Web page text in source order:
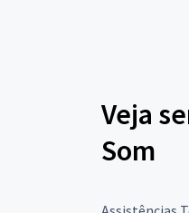
Veja
Som